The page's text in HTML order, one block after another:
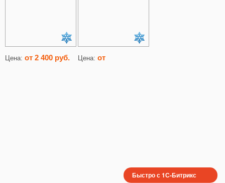
Цена: от 2 400 руб. Цена: от
Быстро с 1С-Битрикс